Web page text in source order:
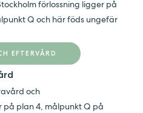
förlossning ligger på
Q och här föds ungefär
EFTERVÅRD
och
plan 4, målpunkt Q på